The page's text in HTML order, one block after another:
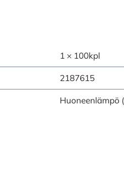
1 × 100kpl
2187615
Huoneenlämpö